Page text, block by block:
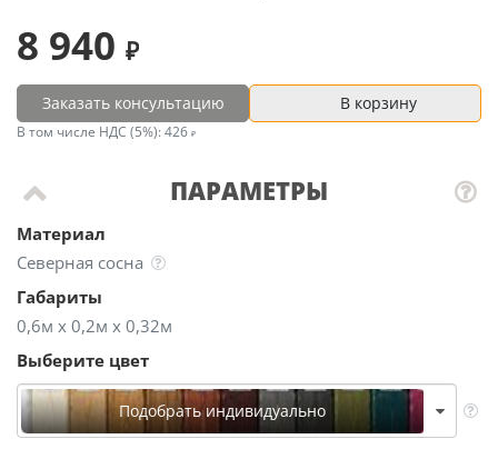
ПАРАМЕТРЫ
Материал
Северная сосна
Габариты
0,6м х 0,2м х 0,32м
Выберите цвет
Подобрать индивидуально
8 940
Заказать консультацию В корзину
В том числе НДС (5%): 426